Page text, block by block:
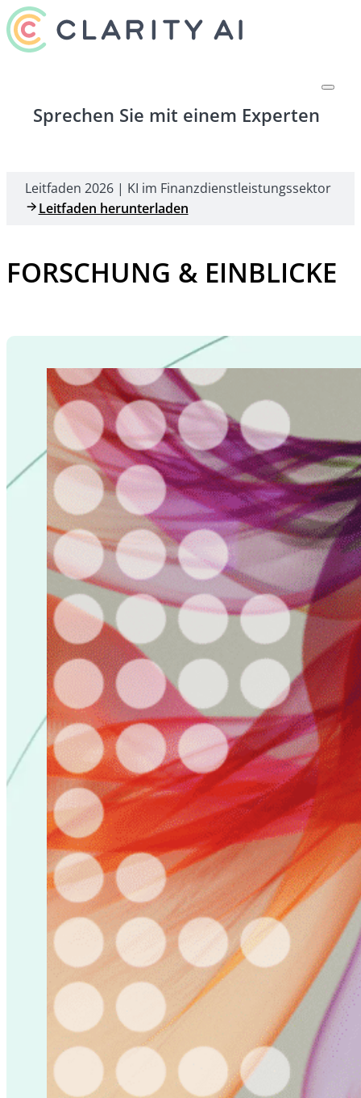
Sprechen Sie mit einem Experten
Leitfaden 2026 | KI im Finanzdienstleistungssektor
Leitfaden herunterladen
FORSCHUNG & EINBLICKE